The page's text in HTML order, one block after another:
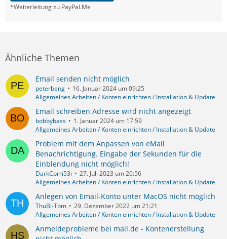
*Weiterleitung zu PayPal.Me
Ähnliche Themen
Email senden nicht möglich
peterbeng
16. Januar 2024 um 09:25
Allgemeines Arbeiten / Konten einrichten / Installation & Update
Email schreiben Adresse wird nicht angezeigt
bobbybass
1. Januar 2024 um 17:59
Allgemeines Arbeiten / Konten einrichten / Installation & Update
Problem mit dem Anpassen von eMail
Benachrichtigung. Eingabe der Sekunden für die
Einblendung nicht möglich!
DarkCorri53i
27. Juli 2023 um 20:56
Allgemeines Arbeiten / Konten einrichten / Installation & Update
Anlegen von Email-Konto unter MacOS nicht möglich
ThuBi-Tom
29. Dezember 2022 um 21:21
Allgemeines Arbeiten / Konten einrichten / Installation & Update
Anmeldeprobleme bei mail.de - Kontenerstellung